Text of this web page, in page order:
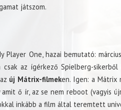
játszom.
Player One, hazai bemutató:
csak az ígérkező Spielberg-
új Mátrix-filmeken. Igen: a Mátrix
ő ír, az se nem reboot (vagyis
inkább a film által teremtett